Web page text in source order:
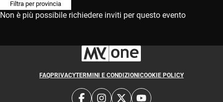
Non è più possibile richiedere inviti per questo evento
FAQPRIVACYTERMINI E CONDIZIONI COOKIE POLICY